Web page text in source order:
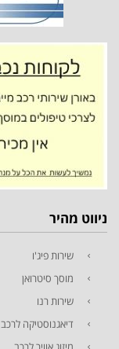
ניווט מהיר
שירות פיג'ו
מוסך סיטרואן
שירות רנו
דיאגנוסטיקה לרכב